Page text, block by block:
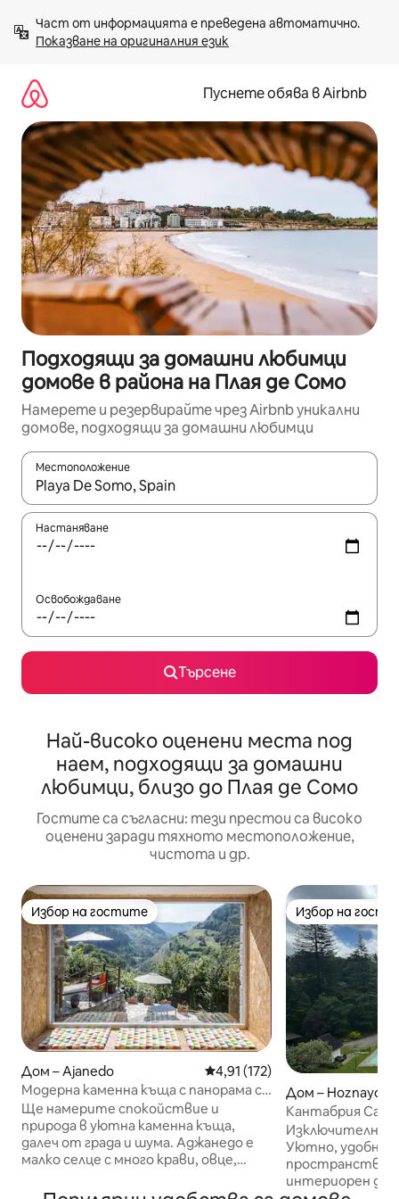
към
съдържанието
Показване на оригиналния език
Пуснете обява в Airbnb
Подходящи за домашни любимци
домове в района на Плая де Сомо
Намерете и резервирайте чрез Airbnb уникални
домове, подходящи за домашни любимци
Местоположение
Когато резултатите се покажат, използвайте
Настаняване
Освобождаване
Търсене
Най-високо оценени места под
наем, подходящи за домашни
любимци, близо до Плая де Сомо
Гостите са съгласни: тези престои са високо
оценени заради тяхното местоположение,
чистота и др.
Избор на гостите
Избор на гостите
Дом – Ajanedo Средна оценка: 4,91 от 5,
4,91 (172)
Модерна каменна къща с панорама с
WIFI
Ще намерите спокойствие и
природа в уютна каменна къща,
далеч от града и шума. Аджанедо е
малко селце с много крави, овце,
величествени гъши лешояда.
Избор на
Избор на
Дом – Hoznayo
Изключителна
Уютно, удобно и
пространство
интериорен